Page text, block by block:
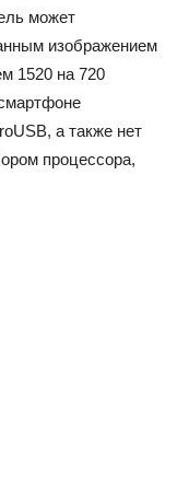
может
изображением
1520 на 720
а также нет
процессора,